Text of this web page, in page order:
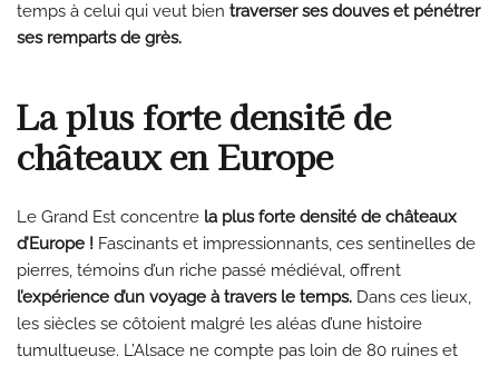
temps à celui qui veut bien traverser ses douves et pénétrer
ses remparts de grès.
La plus forte densité de
châteaux en Europe
Le Grand Est concentre la plus forte densité de châteaux
d’Europe ! Fascinants et impressionnants, ces sentinelles de
pierres, témoins d’un riche passé médiéval, offrent
l’expérience d’un voyage à travers le temps. Dans ces lieux,
les siècles se côtoient malgré les aléas d’une histoire
tumultueuse. L’Alsace ne compte pas loin de 80 ruines et